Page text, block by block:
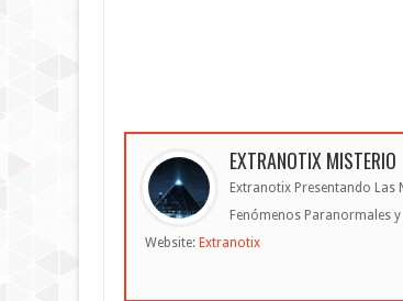
EXTRANOTIX MISTERIO
Extranotix Presentando Las
Fenómenos Paranormales
Website: Extranotix